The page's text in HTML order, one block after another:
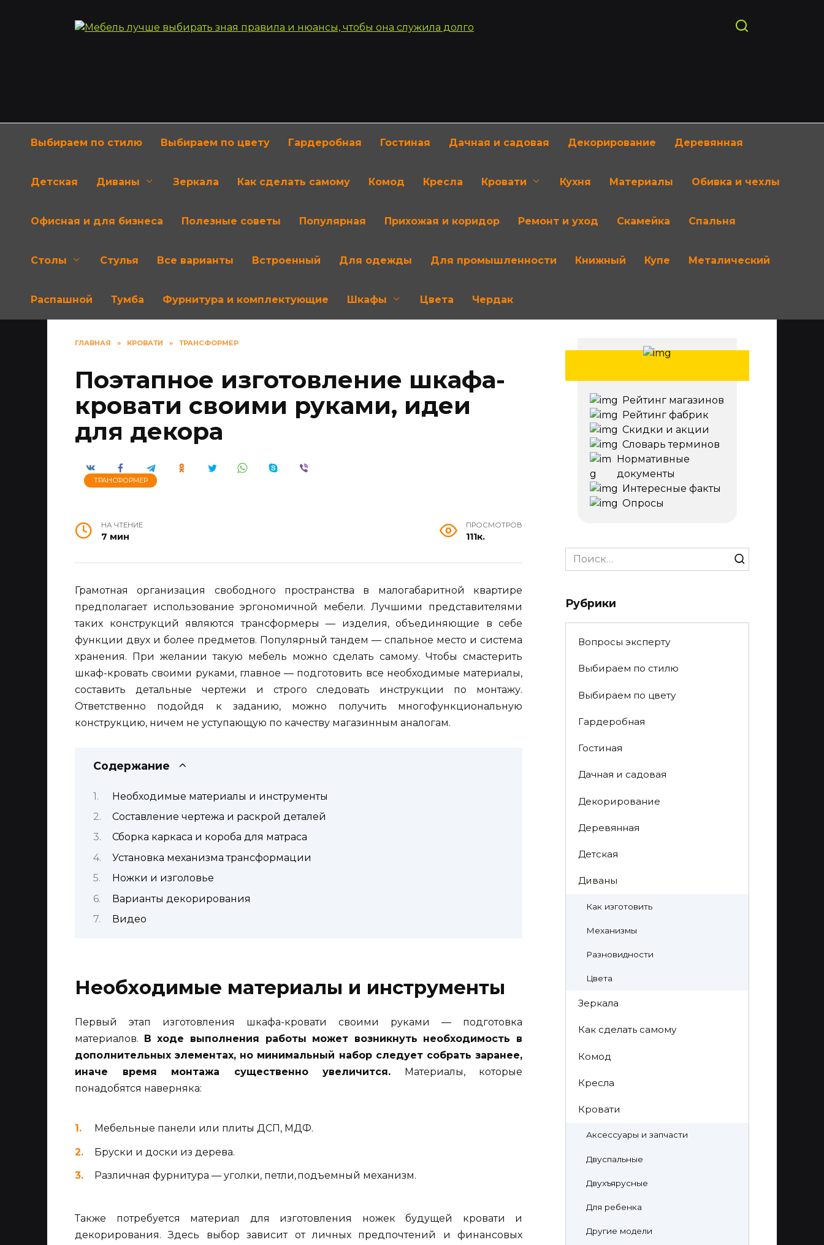
Выбираем по стилю Выбираем по цвету Гардеробная Гостиная Дачная и садовая Декорирование Деревянная
Детская Диваны Зеркала Как сделать самому Комод Кресла Кровати Кухня Материалы Обивка и чехлы
Офисная и для бизнеса Полезные советы Популярная Прихожая и коридор Ремонт и уход Скамейка Спальня
Столы Стулья Все варианты Встроенный Для одежды Для промышленности Книжный Купе Металический
Распашной Тумба Фурнитура и комплектующие Шкафы Цвета Чердак
ГЛАВНАЯ » КРОВАТИ » ТРАНСФОРМЕР
Поэтапное изготовление шкафа-
кровати своими руками, идеи
для декора
ТРАНСФОРМЕР
НА ЧТЕНИЕ
7 мин
ПРОСМОТРОВ
111к.
Грамотная организация свободного пространства в малогабаритной квартире
предполагает использование эргономичной мебели. Лучшими представителями
таких конструкций являются трансформеры — изделия, объединяющие в себе
функции двух и более предметов. Популярный тандем — спальное место и система
хранения. При желании такую мебель можно сделать самому. Чтобы смастерить
шкаф-кровать своими руками, главное — подготовить все необходимые материалы,
составить детальные чертежи и строго следовать инструкции по монтажу.
Ответственно подойдя к заданию, можно получить многофункциональную
конструкцию, ничем не уступающую по качеству магазинным аналогам.
Содержание
Необходимые материалы и инструменты
Составление чертежа и раскрой деталей
Сборка каркаса и короба для матраса
Установка механизма трансформации
Ножки и изголовье
Варианты декорирования
Видео
Необходимые материалы и инструменты
Первый этап изготовления шкафа-кровати своими руками — подготовка
материалов. В ходе выполнения работы может возникнуть необходимость в
дополнительных элементах, но минимальный набор следует собрать заранее,
иначе время монтажа существенно увеличится. Материалы, которые
понадобятся наверняка:
Мебельные панели или плиты ДСП, МДФ.
Бруски и доски из дерева.
Различная фурнитура — уголки, петли, подъемный механизм.
Также потребуется материал для изготовления ножек будущей кровати и
декорирования. Здесь выбор зависит от личных предпочтений и финансовых
Рейтинг магазинов
Рейтинг фабрик
Скидки и акции
Словарь терминов
Нормативные
документы
Интересные факты
Опросы
Search
for:
Рубрики
Вопросы эксперту
Выбираем по стилю
Выбираем по цвету
Гардеробная
Гостиная
Дачная и садовая
Декорирование
Деревянная
Детская
Диваны
Как изготовить
Механизмы
Разновидности
Цвета
Зеркала
Как сделать самому
Комод
Кресла
Кровати
Аксессуары и запчасти
Двуспальные
Двухъярусные
Для ребенка
Другие модели